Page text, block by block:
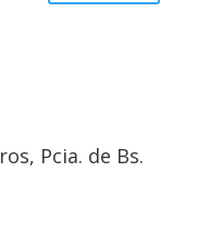
Pcia. de Bs.